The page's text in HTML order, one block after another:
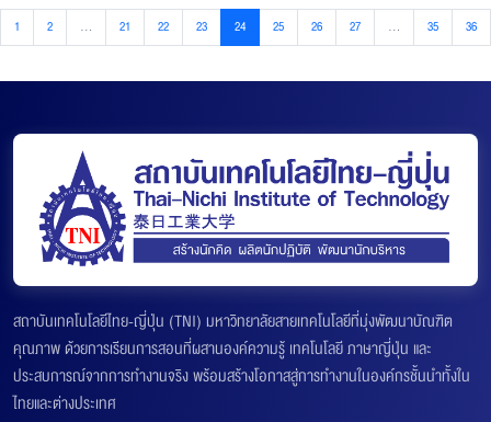
1 2 ... 21 22 23 24 25 26 27 ... 35 36
สถาบันเทคโนโลยีไทย-ญี่ปุ่น (TNI) มหาวิทยาลัยสายเทคโนโลยีที่มุ่งพัฒนาบัณฑิต
คุณภาพ ด้วยการเรียนการสอนที่ผสานองค์ความรู้ เทคโนโลยี ภาษาญี่ปุ่น และ
ประสบการณ์จากการทำงานจริง พร้อมสร้างโอกาสสู่การทำงานในองค์กรชั้นนำทั้งใน
ไทยและต่างประเทศ